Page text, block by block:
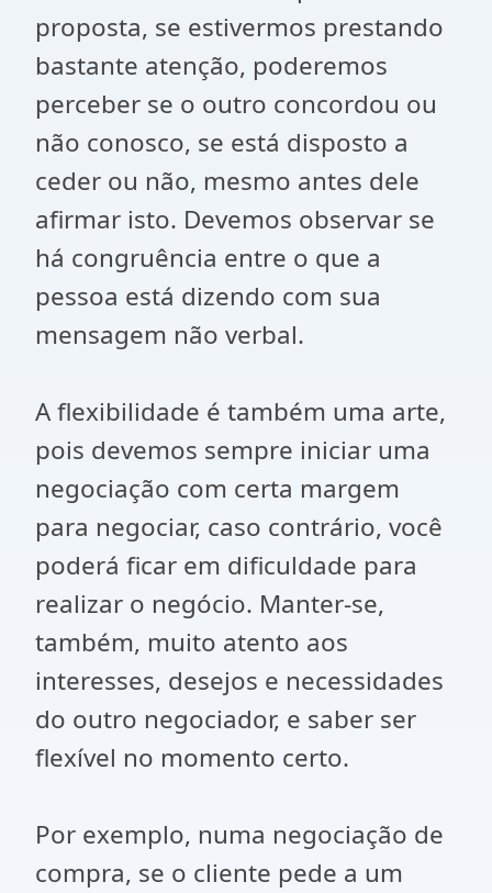
proposta, se estivermos prestando
bastante atenção, poderemos
perceber se o outro concordou ou
não conosco, se está disposto a
ceder ou não, mesmo antes dele
afirmar isto. Devemos observar se
há congruência entre o que a
pessoa está dizendo com sua
mensagem não verbal.
A flexibilidade é também uma arte,
pois devemos sempre iniciar uma
negociação com certa margem
para negociar, caso contrário, você
poderá ficar em dificuldade para
realizar o negócio. Manter-se,
também, muito atento aos
interesses, desejos e necessidades
do outro negociador, e saber ser
flexível no momento certo.
Por exemplo, numa negociação de
compra, se o cliente pede a um